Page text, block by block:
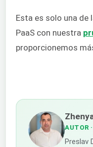
Esta es solo una de
PaaS con nuestra
proporcionemos
AUTOR
Preslav